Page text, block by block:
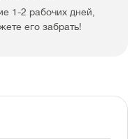
1-2 рабочих дней,
его забрать!